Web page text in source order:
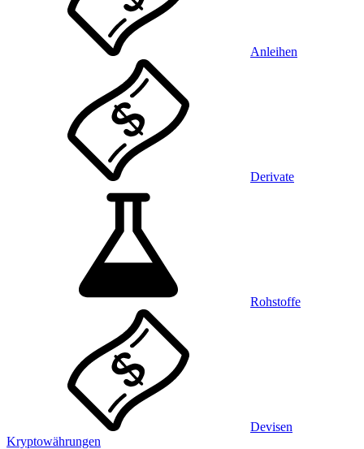
Anleihen
Derivate
Rohstoffe
Devisen
Kryptowährungen